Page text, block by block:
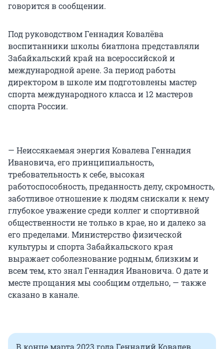
говорится в сообщении.
Под руководством Геннадия Ковалёва
воспитанники школы биатлона представляли
Забайкальский край на всероссийской и
международной арене. За период работы
директором в школе им подготовлены мастер
спорта международного класса и 12 мастеров
спорта России.
— Неиссякаемая энергия Ковалева Геннадия
Ивановича, его принципиальность,
требовательность к себе, высокая
работоспособность, преданность делу, скромность,
заботливое отношение к людям снискали к нему
глубокое уважение среди коллег и спортивной
общественности не только в крае, но и далеко за
его пределами. Министерство физической
культуры и спорта Забайкальского края
выражает соболезнование родным, близким и
всем тем, кто знал Геннадия Ивановича. О дате и
месте прощания мы сообщим отдельно, — также
сказано в канале.
В конце марта 2023 года Геннадий Ковалев